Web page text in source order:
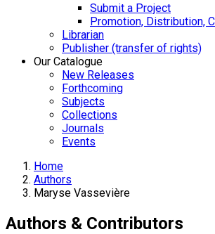
Submit a Project
Promotion, Distribution,
Librarian
Publisher (transfer of rights)
Our Catalogue
New Releases
Forthcoming
Subjects
Collections
Journals
Events
Home
Authors
Maryse Vassevière
Authors & Contributors